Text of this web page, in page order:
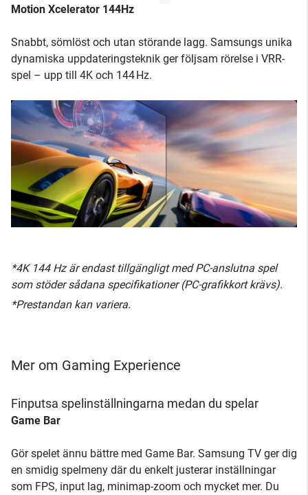
Motion Xcelerator 144Hz
Snabbt, sömlöst och utan störande lagg. Samsungs unika
dynamiska uppdateringsteknik ger följsam rörelse i VRR-
spel – upp till 4K och 144 Hz.
*4K 144 Hz är endast tillgängligt med PC-anslutna spel
som stöder sådana specifikationer (PC-grafikkort krävs).
*Prestandan kan variera.
Mer om Gaming Experience
Finputsa spelinställningarna medan du spelar
Game Bar
Gör spelet ännu bättre med Game Bar. Samsung TV ger dig
en smidig spelmeny där du enkelt justerar inställningar
som FPS, input lag, minimap-zoom och mycket mer. Du